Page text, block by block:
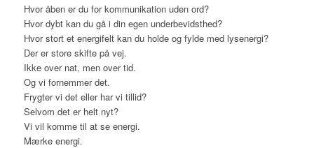
Hvor åben er du for kommunikation uden ord?
Hvor dybt kan du gå i din egen underbevidsthed?
Hvor stort et energifelt kan du holde og fylde med lysenergi?
Der er store skifte på vej.
Ikke over nat, men over tid.
Og vi fornemmer det.
Frygter vi det eller har vi tillid?
Selvom det er helt nyt?
Vi vil komme til at se energi.
Mærke energi.